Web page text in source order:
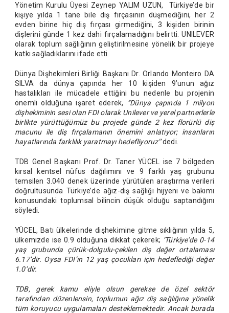
Yönetim Kurulu Üyesi Zeynep YALIM UZUN, Türkiye’de bir
kişiye yılda 1 tane bile diş fırçasının düşmediğini, her 2
evden birine hiç diş fırçası girmediğini, 3 kişiden birinin
dişlerini günde 1 kez dahi fırçalamadığını belirtti. UNILEVER
olarak toplum sağlığının geliştirilmesine yönelik bir projeye
katkı sağladıklarını ifade etti.
Dünya Dişhekimleri Birliği Başkanı Dr. Orlando Monteiro DA
SILVA da dünya çapında her 10 kişiden 9’unun ağız
hastalıkları ile mücadele ettiğini bu nedenle bu projenin
önemli olduğuna işaret ederek,
‘’Dünya çapında 1 milyon
dişhekiminin sesi olan FDI olarak Unilever ve yerel partnerlerle
birlikte yürüttüğümüz bu projede günde 2 kez florürlü diş
macunu ile diş fırçalamanın önemini anlatıyor; insanların
hayatlarında farklılık yaratmayı hedefliyoruz’’dedi.
TDB Genel Başkanı Prof. Dr. Taner YÜCEL ise 7 bölgeden
kırsal kentsel nüfus dağılımını ve 9 farklı yaş grubunu
temsilen 3.040 denek üzerinde yürütülen araştırma verileri
doğrultusunda Türkiye’de ağız-diş sağlığı hijyeni ve bakımı
konusundaki toplumsal bilincin düşük olduğu saptandığını
söyledi.
YÜCEL, Batı ülkelerinde dişhekimine gitme sıklığının yılda 5,
ülkemizde ise 0.9 olduğuna dikkat çekerek; ’Türkiye’de 0-14
yaş grubunda çürük-dolgulu-çekilen diş değer ortalaması
6.17’dir. Oysa FDI’ın 12 yaş çocukları için hedeflediği değer
1.0’dir.
TDB, gerek kamu eliyle olsun gerekse de özel sektör
tarafından düzenlensin, toplumun ağız diş sağlığına yönelik
tüm koruyucu uygulamaları desteklemektedir. Ancak burada